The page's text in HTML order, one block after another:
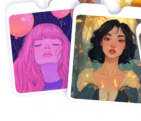
Substituto de IA
AI Recolorir
Gerador de Imagens com Estilo por IA
Ferramentas de retrato